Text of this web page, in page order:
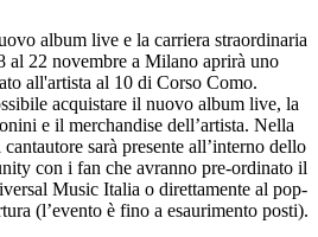
album live e la carriera straordinaria
al 22 novembre a Milano aprirà uno
all'artista al 10 di Corso Como.
acquistare il nuovo album live, la
e il merchandise dell’artista. Nella
sarà presente all’interno dello
con i fan che avranno pre-ordinato il
Music Italia o direttamente al pop-
(l’evento è fino a esaurimento posti).